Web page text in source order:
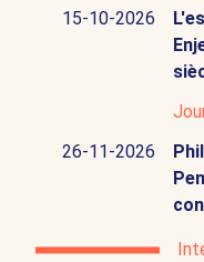
15-10-2026
26-11-2026